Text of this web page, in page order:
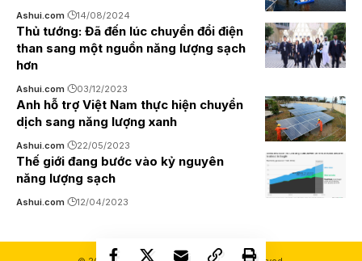
Ashui.com 14/08/2024
Thủ tướng: Đã đến lúc chuyển đổi điện
than sang một nguồn năng lượng sạch
hơn
Ashui.com 03/12/2023
Anh hỗ trợ Việt Nam thực hiện chuyển
dịch sang năng lượng xanh
Ashui.com 22/05/2023
Thế giới đang bước vào kỷ nguyên
năng lượng sạch
Ashui.com 12/04/2023